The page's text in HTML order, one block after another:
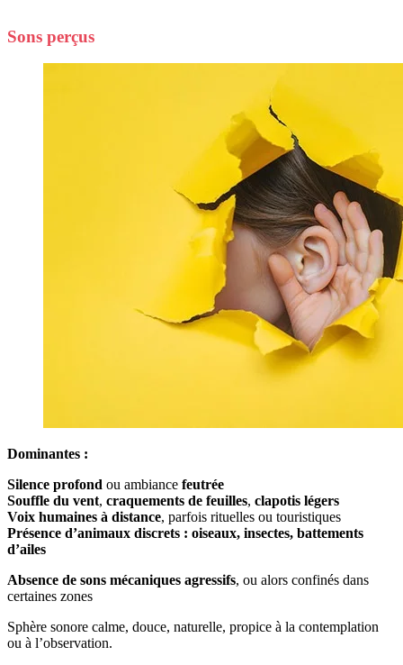
Sons perçus
Dominantes :
Silence profond ou ambiance feutrée
Souffle du vent, craquements de feuilles, clapotis légers
Voix humaines à distance, parfois rituelles ou touristiques
Présence d’animaux discrets : oiseaux, insectes, battements
d’ailes
Absence de sons mécaniques agressifs, ou alors confinés dans
certaines zones
Sphère sonore calme, douce, naturelle, propice à la contemplation
ou à l’observation.